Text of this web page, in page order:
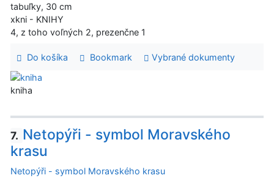
tabuľky, 30 cm
xkni - KNIHY
4, z toho voľných 2, prezenčne 1
Do košíka Bookmark Vybrané dokumenty
kniha
7. Netopýři - symbol Moravského
krasu
Netopýři - symbol Moravského krasu